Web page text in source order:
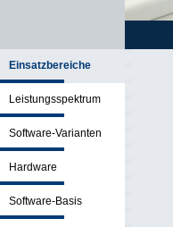
Einsatzbereiche
Leistungsspektrum
Software-Varianten
Hardware
Software-Basis